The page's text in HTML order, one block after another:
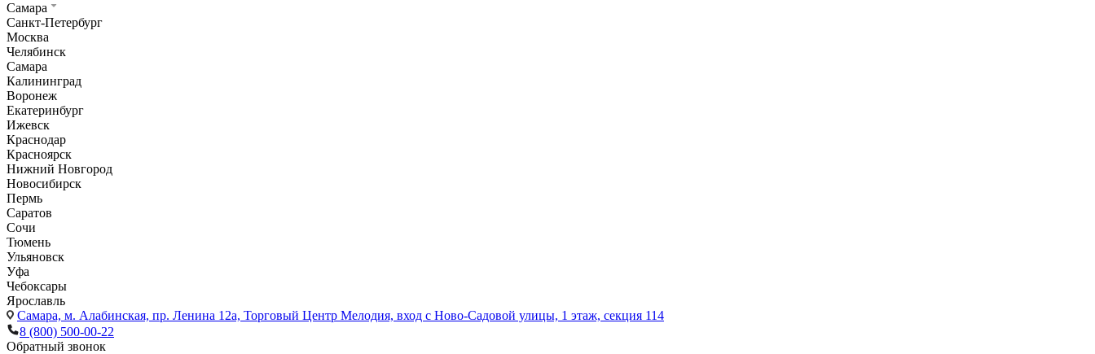
Самара
Санкт-Петербург
Москва
Челябинск
Самара
Калининград
Воронеж
Екатеринбург
Ижевск
Краснодар
Красноярск
Нижний Новгород
Новосибирск
Пермь
Саратов
Сочи
Тюмень
Ульяновск
Уфа
Чебоксары
Ярославль
Самара, м. Алабинская, пр. Ленина 12а, Торговый Центр Мелодия, вход с Ново-Садовой улицы, 1 этаж, секция 114
8 (800) 500-00-22
Обратный звонок